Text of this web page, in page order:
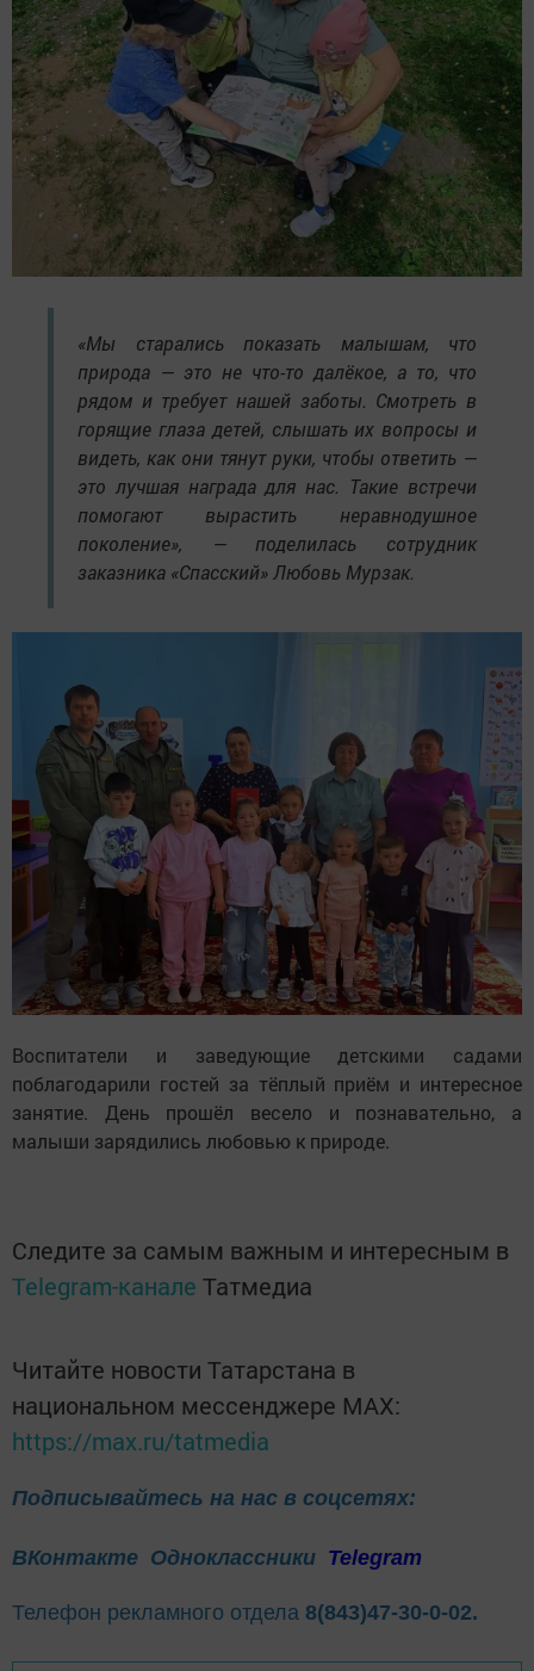
«Мы старались показать малышам, что
природа — это не что-то далёкое, а то, что
рядом и требует нашей заботы. Смотреть в
горящие глаза детей, слышать их вопросы и
видеть, как они тянут руки, чтобы ответить —
это лучшая награда для нас. Такие встречи
помогают вырастить неравнодушное
поколение», — поделилась сотрудник
заказника «Спасский» Любовь Мурзак.
Воспитатели и заведующие детскими садами
поблагодарили гостей за тёплый приём и интересное
занятие. День прошёл весело и познавательно, а
малыши зарядились любовью к природе.
Следите за самым важным и интересным в
Telegram-канале Татмедиа
Читайте новости Татарстана в
национальном мессенджере MАХ:
https://max.ru/tatmedia
Подписывайтесь на нас в соцсетях:
ВКонтакте Одноклассники Telegram
Телефон рекламного отдела 8(843)47-30-0-02.